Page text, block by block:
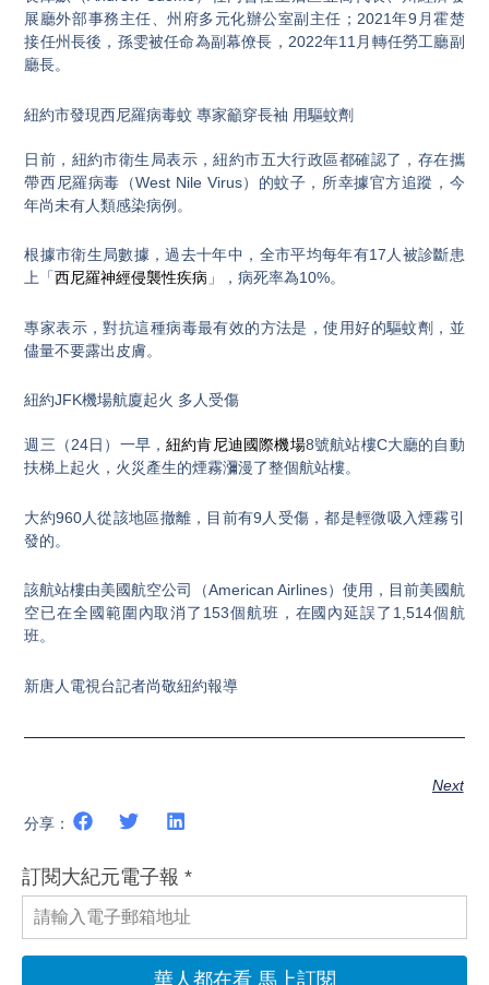
展廳外部事務主任、州府多元化辦公室副主任；2021年9月霍楚
接任州長後，孫雯被任命為副幕僚長，2022年11月轉任勞工廳副
廳長。
紐約市發現西尼羅病毒蚊 專家籲穿長袖 用驅蚊劑
日前，紐約市衛生局表示，紐約市五大行政區都確認了，存在攜
帶西尼羅病毒（West Nile Virus）的蚊子，所幸據官方追蹤，今
年尚未有人類感染病例。
根據市衛生局數據，過去十年中，全市平均每年有17人被診斷患
上「西尼羅神經侵襲性疾病 」，病死率為10%。
專家表示，對抗這種病毒最有效的方法是，使用好的驅蚊劑，並
儘量不要露出皮膚。
紐約JFK機場航廈起火 多人受傷
週三（24日）一早，紐約肯尼迪國際機場8號航站樓C大廳的自動
扶梯上起火，火災產生的煙霧瀰漫了整個航站樓。
大約960人從該地區撤離，目前有9人受傷，都是輕微吸入煙霧引
發的。
該航站樓由美國航空公司（American Airlines）使用，目前美國航
空已在全國範圍內取消了153個航班，在國內延誤了1,514個航
班。
新唐人電視台記者尚敬紐約報導
Next
分享：